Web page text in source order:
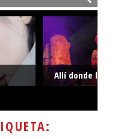
Allí donde la